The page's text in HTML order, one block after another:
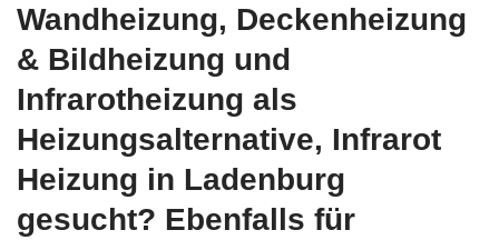
Wandheizung, Deckenheizung
& Bildheizung und
Infrarotheizung als
Heizungsalternative, Infrarot
Heizung in Ladenburg
gesucht? Ebenfalls für